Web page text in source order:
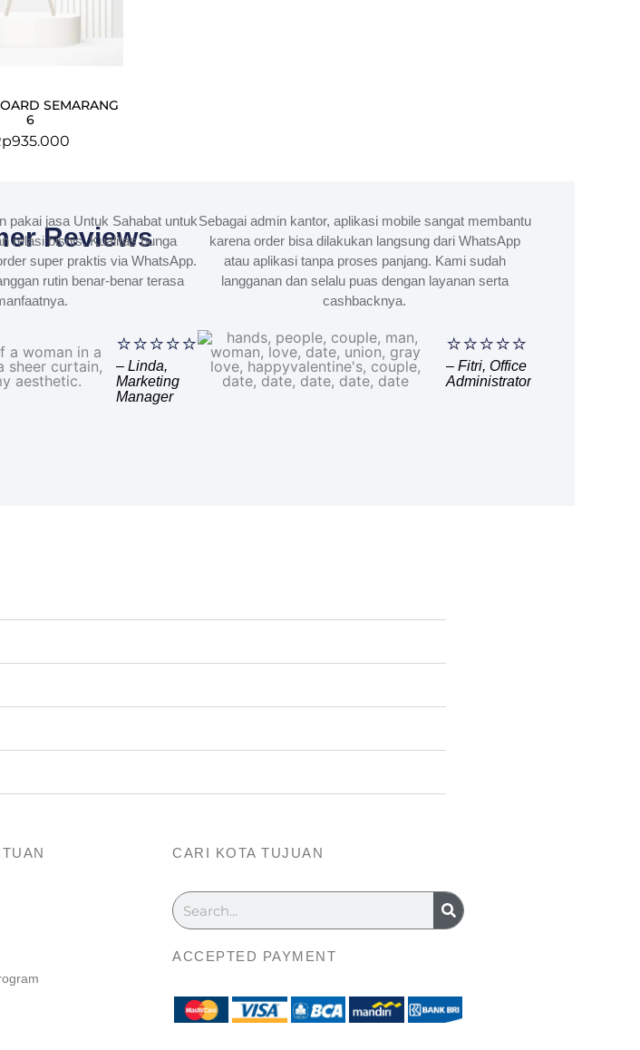
SEMARANG
6
935.000
Reviews
pakai jasa Untuk Sahabat untuk
relasi bisnis. Kualitas bunga
super praktis via WhatsApp.
rutin benar-benar terasa
⭐⭐⭐⭐⭐
– Linda,
Marketing
Manager
Sebagai admin kantor, aplikasi mobile sangat membantu
karena order bisa dilakukan langsung dari WhatsApp
atau aplikasi tanpa proses panjang. Kami sudah
langganan dan selalu puas dengan layanan serta
cashbacknya.
⭐⭐⭐⭐⭐
– Fitri, Office
Administrator
CARI KOTA TUJUAN
Search
ACCEPTED PAYMENT